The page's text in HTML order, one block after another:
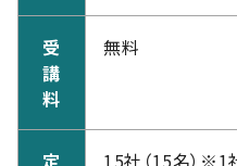
受
講
料
無料